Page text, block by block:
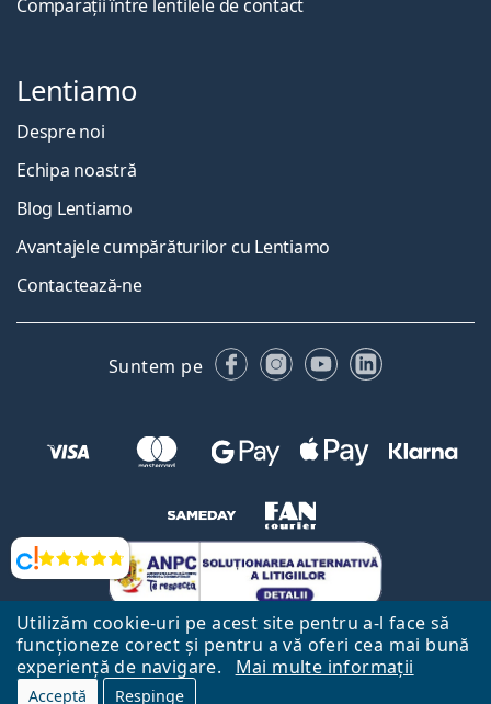
Utilizăm cookie-uri pe acest site pentru a-l face să
funcționeze corect și pentru a vă oferi cea mai bună
experiență de navigare.
Mai multe informații
Acceptă Respinge
Opinii
Comparații între lentilele de contact
Lentiamo
Despre noi
Echipa noastră
Blog Lentiamo
Avantajele cumpărăturilor cu Lentiamo
Contactează-ne
Suntem pe FacebookInstagram
YouTubeLinkedIn